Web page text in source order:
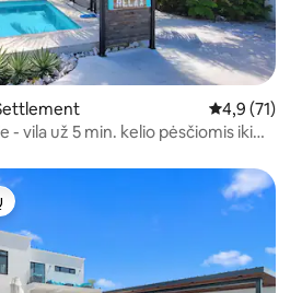
Vidutinis
4,9 (71)
- vila už 5 min. kelio pėsčiomis iki